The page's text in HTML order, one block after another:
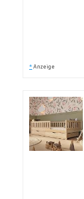
* Anzeige